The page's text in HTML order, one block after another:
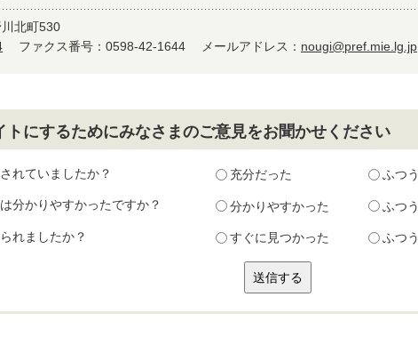
北町530
ファクス番号：0598-42-1644 メールアドレス： nougi@pref.mie.lg.jp
トにするためにみなさまのご意見をお聞かせください
れていましたか？ 充分だった ふつう
分かりやすかったですか？ 分かりやすかった ふつう
れましたか？ すぐに見つかった ふつう